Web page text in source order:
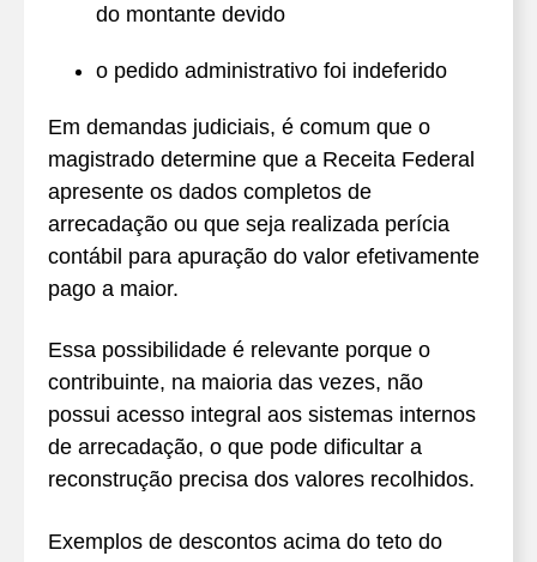
do montante devido
o pedido administrativo foi indeferido
Em demandas judiciais, é comum que o
magistrado determine que a Receita Federal
apresente os dados completos de
arrecadação ou que seja realizada perícia
contábil para apuração do valor efetivamente
pago a maior.
Essa possibilidade é relevante porque o
contribuinte, na maioria das vezes, não
possui acesso integral aos sistemas internos
de arrecadação, o que pode dificultar a
reconstrução precisa dos valores recolhidos.
Exemplos de descontos acima do teto do